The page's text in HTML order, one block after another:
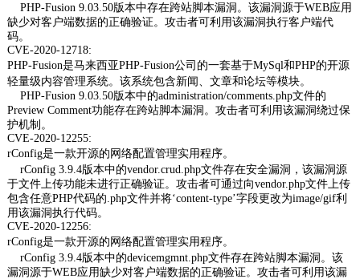
PHP-Fusion 9.03.50版本中存在跨站脚本漏洞。该漏洞源于WEB应用
缺少对客户端数据的正确验证。攻击者可利用该漏洞执行客户端代
码。
CVE-2020-12718:
PHP-Fusion是马来西亚PHP-Fusion公司的一套基于MySql和PHP的开源
轻量级内容管理系统。该系统包含新闻、文章和论坛等模块。
PHP-Fusion 9.03.50版本中的administration/comments.php文件的
Preview Comment功能存在跨站脚本漏洞。攻击者可利用该漏洞绕过保
护机制。
CVE-2020-12255:
rConfig是一款开源的网络配置管理实用程序。
rConfig 3.9.4版本中的vendor.crud.php文件存在安全漏洞，该漏洞源
于文件上传功能未进行正确验证。攻击者可通过向vendor.php文件上传
包含任意PHP代码的.php文件并将‘content-type’字段更改为image/gif利
用该漏洞执行代码。
CVE-2020-12256:
rConfig是一款开源的网络配置管理实用程序。
rConfig 3.9.4版本中的devicemgmnt.php文件存在跨站脚本漏洞。该
漏洞源于WEB应用缺少对客户端数据的正确验证。攻击者可利用该漏